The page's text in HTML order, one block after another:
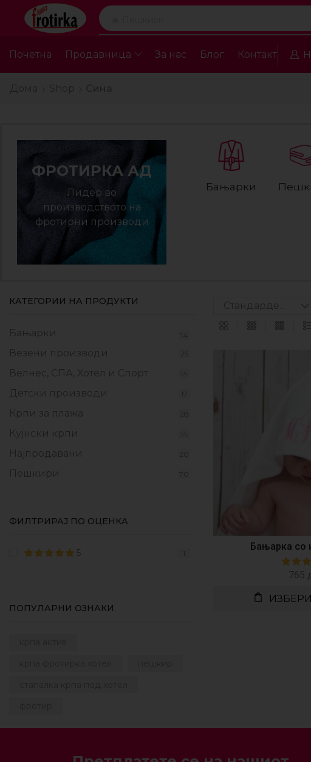
Почетна Продавница За нас Блог Контакт
ФРОТИРКА АД
Лидер во
производството на
фротирни производи
Бањарки
КАТЕГОРИИ НА ПРОДУКТИ
Бањарки
Везени производи
Велнес, СПА, Хотел и Спорт
Детски производи
Крпи за плажа
Кујнски крпи
Најпродавани
Пешкири
ФИЛТРИРАЈ ПО ОЦЕНКА
5
ПОПУЛАРНИ ОЗНАКИ
Бањарка со
765